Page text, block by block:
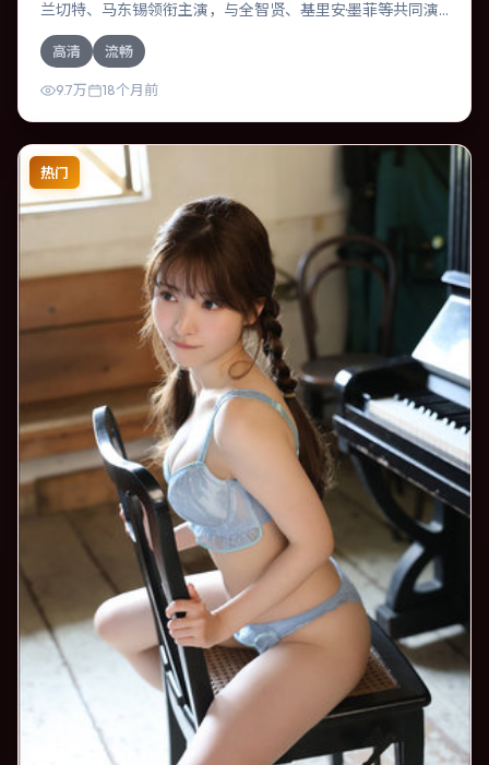
兰切特、马东锡领衔主演，与全智贤、基里安·墨菲等共同演
绎。本片为科幻类型，主要班底与取景来自法国。失散多年
的兄妹在边境小镇意外重逢。影片整体气质浓烈，节奏紧
凑，人物动机清晰，适合喜欢强情节与细腻表演的观众。
高清 流畅
9.7万 18个月前
热门